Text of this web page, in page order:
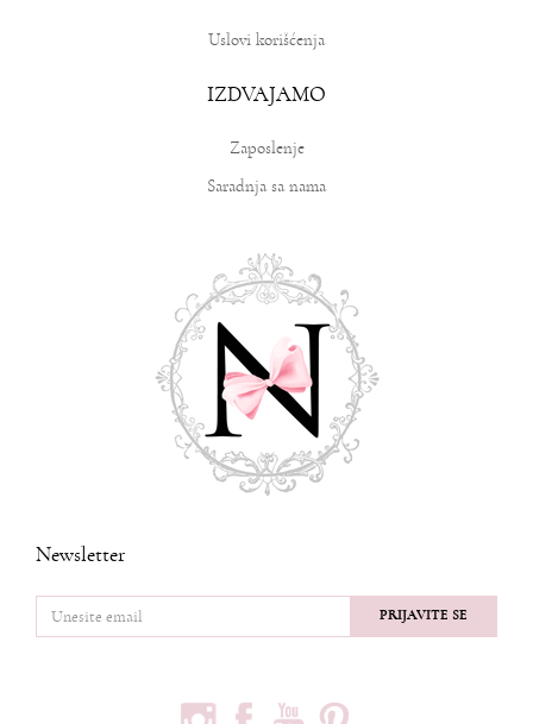
Uslovi korišćenja
IZDVAJAMO
Zaposlenje
Saradnja sa nama
Newsletter
PRIJAVITE SE